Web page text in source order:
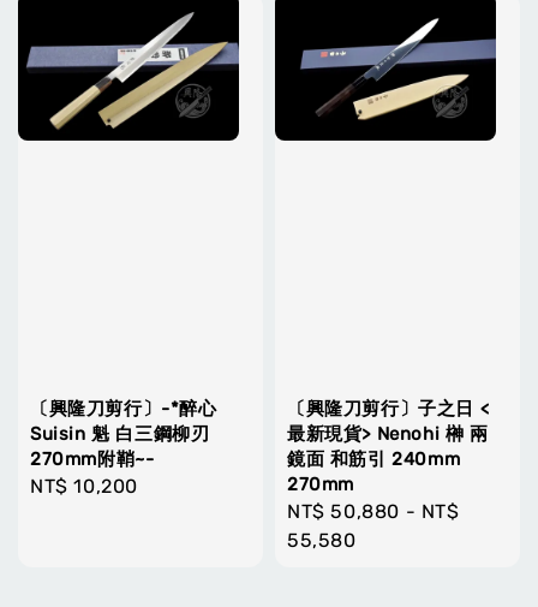
〔興隆刀剪行〕-*醉心
Suisin 魁 白三鋼柳刃
270mm附鞘~-
Regular
NT$ 10,200
〔興隆刀剪行〕子之日 <
最新現貨> Nenohi 榊 兩
鏡面 和筋引 240mm
270mm
Regular
price
NT$ 50,880 - NT$
55,580